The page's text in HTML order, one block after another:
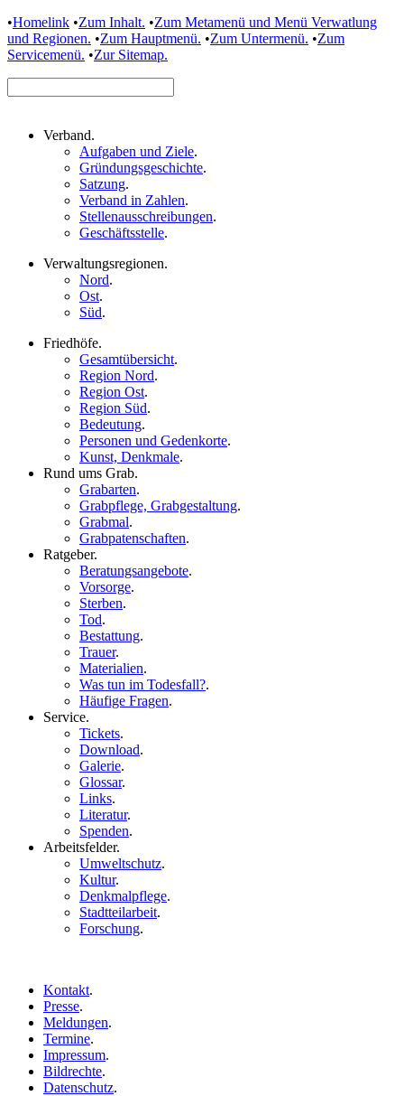
•Homelink •Zum Inhalt. •Zum Metamenü und Menü Verwatlung
und Regionen. •Zum Hauptmenü. •Zum Untermenü. •Zum
Servicemenü. •Zur Sitemap.
Verband.
Aufgaben und Ziele.
Gründungsgeschichte.
Satzung.
Verband in Zahlen.
Stellenausschreibungen.
Geschäftsstelle.
Verwaltungsregionen.
Nord.
Ost.
Süd.
Friedhöfe.
Gesamtübersicht.
Region Nord.
Region Ost.
Region Süd.
Bedeutung.
Personen und Gedenkorte.
Kunst, Denkmale.
Rund ums Grab.
Grabarten.
Grabpflege, Grabgestaltung.
Grabmal.
Grabpatenschaften.
Ratgeber.
Beratungsangebote.
Vorsorge.
Sterben.
Tod.
Bestattung.
Trauer.
Materialien.
Was tun im Todesfall?.
Häufige Fragen.
Service.
Tickets.
Download.
Galerie.
Glossar.
Links.
Literatur.
Spenden.
Arbeitsfelder.
Umweltschutz.
Kultur.
Denkmalpflege.
Stadtteilarbeit.
Forschung.
Kontakt.
Presse.
Meldungen.
Termine.
Impressum.
Bildrechte.
Datenschutz.